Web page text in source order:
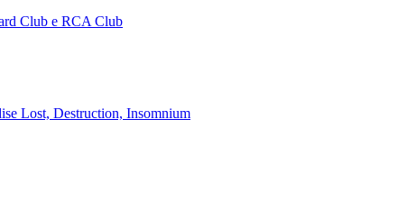
Club e RCA Club
Lost, Destruction, Insomnium